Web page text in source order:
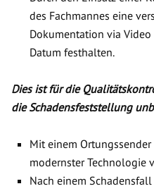
des Fachmannes eine
Dokumentation via
Datum festhalten.
Dies ist für die
die Schadensfeststellung
Mit einem
modernster Technologie
Nach einem